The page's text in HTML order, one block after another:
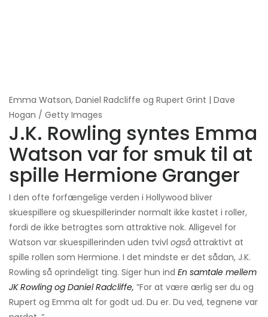
Emma Watson, Daniel Radcliffe og Rupert Grint | Dave
Hogan / Getty Images
J.K. Rowling syntes Emma
Watson var for smuk til at
spille Hermione Granger
I den ofte forfængelige verden i Hollywood bliver
skuespillere og skuespillerinder normalt ikke kastet i roller,
fordi de ikke betragtes som attraktive nok. Alligevel for
Watson var skuespillerinden uden tvivl også attraktivt at
spille rollen som Hermione. I det mindste er det sådan, J.K.
Rowling så oprindeligt ting. Siger hun ind En samtale mellem
JK Rowling og Daniel Radcliffe, ”For at være ærlig ser du og
Rupert og Emma alt for godt ud. Du er. Du ved, tegnene var